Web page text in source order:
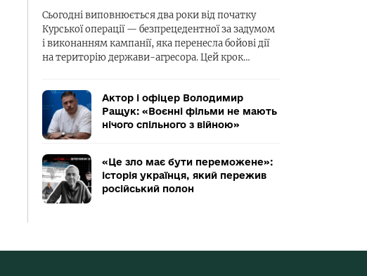
Сьогодні виповнюється два роки від початку
Курської операції — безпрецедентної за задумом
і виконанням кампанії, яка перенесла бойові дії
на територію держави-агресора. Цей крок…
Актор і офіцер Володимир
Ращук: «Воєнні фільми не мають
нічого спільного з війною»
«Це зло має бути переможене»:
історія українця, який пережив
російський полон